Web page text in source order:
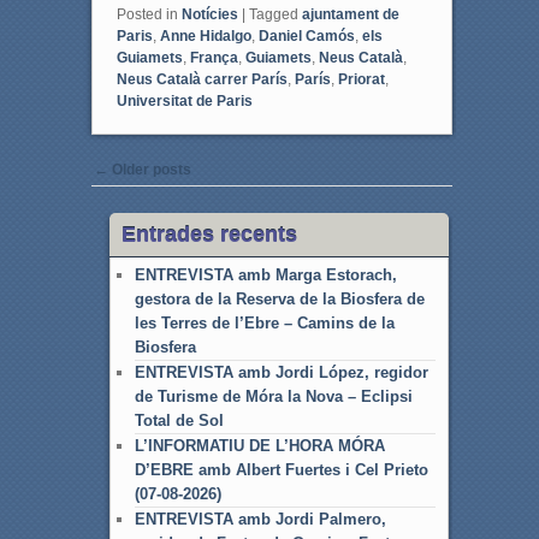
Posted in Notícies | Tagged ajuntament de
Paris Anne Hidalgo, Daniel Camós els
Guiamets França Guiamets Neus Català
Neus Català carrer París París Priorat,
Universitat de Paris
Post navigation
← Older posts
Entrades recents
ENTREVISTA amb Marga Estorach,
gestora de la Reserva de la Biosfera de
les Terres de l’Ebre – Camins de la
Biosfera
ENTREVISTA amb Jordi López, regidor
de Turisme de Móra la Nova – Eclipsi
Total de Sol
L’INFORMATIU DE L’HORA MÓRA
D’EBRE amb Albert Fuertes i Cel Prieto
(07-08-2026)
ENTREVISTA amb Jordi Palmero,